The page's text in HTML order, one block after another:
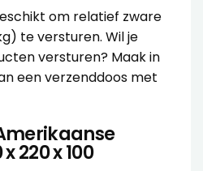
om relatief zware
te versturen. Wil je
versturen? Maak in
een verzenddoos met
220 x 100